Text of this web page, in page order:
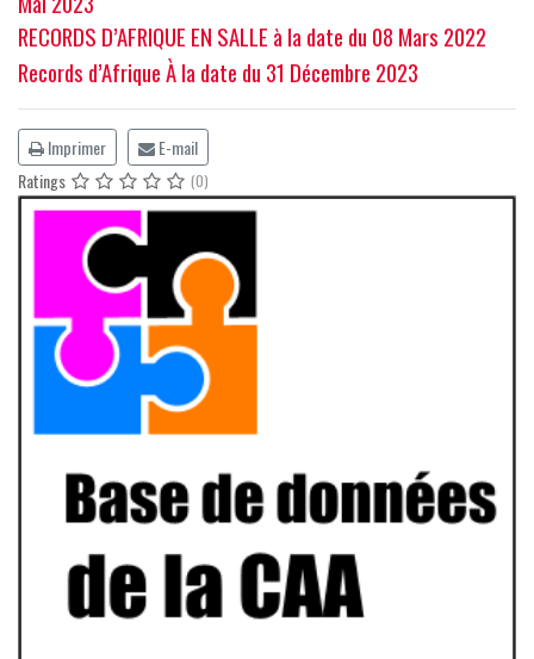
RECORDS D’AFRIQUE EN SALLE à la date du 08 Mars 2022
Records d’Afrique À la date du 31 Décembre 2023
Imprimer
E-mail
Ratings
(0)